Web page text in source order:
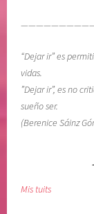
“Dejar ir” es
vidas.
”Dejar ir”, es no
sueño ser.
(Berenice Sáinz
Mis tuits